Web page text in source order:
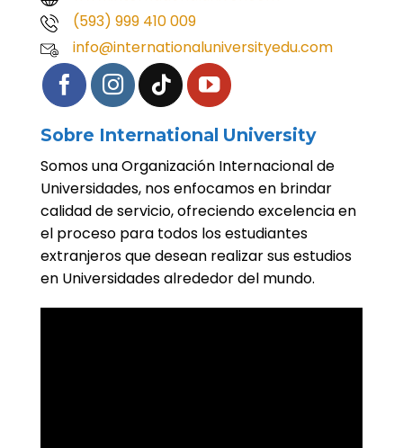
(593) 999 410 009
info@internationaluniversityedu.com
Sobre International University
Somos una Organización Internacional de
Universidades, nos enfocamos en brindar
calidad de servicio, ofreciendo excelencia en
el proceso para todos los estudiantes
extranjeros que desean realizar sus estudios
en Universidades alrededor del mundo.